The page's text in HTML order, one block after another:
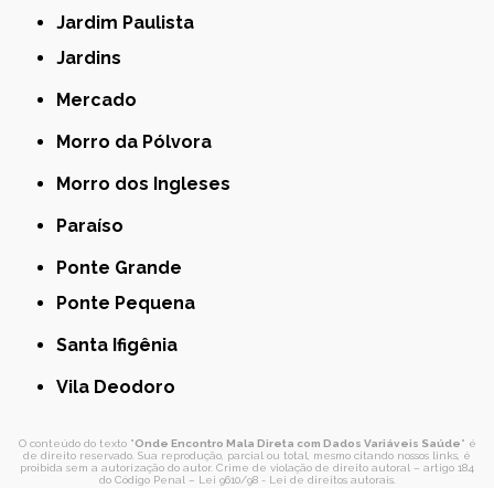
Jardim Paulista
Jardins
Mercado
Morro da Pólvora
Morro dos Ingleses
Paraíso
Ponte Grande
Ponte Pequena
Santa Ifigênia
Vila Deodoro
O conteúdo do texto "Onde Encontro Mala Direta com Dados Variáveis Saúde" é
de direito reservado. Sua reprodução, parcial ou total, mesmo citando nossos links, é
proibida sem a autorização do autor. Crime de violação de direito autoral – artigo 184
do Código Penal – Lei 9610/98 - Lei de direitos autorais.